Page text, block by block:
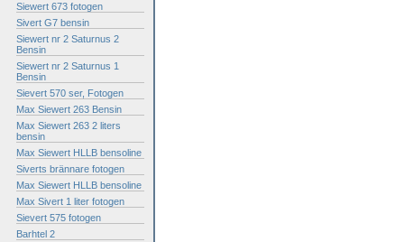
Siewert 673 fotogen
Sivert G7 bensin
Siewert nr 2 Saturnus 2
Bensin
Siewert nr 2 Saturnus 1
Bensin
Sievert 570 ser, Fotogen
Max Siewert 263 Bensin
Max Siewert 263 2 liters
bensin
Max Siewert HLLB bensoline
Siverts brännare fotogen
Max Siewert HLLB bensoline
Max Sivert 1 liter fotogen
Sievert 575 fotogen
Barhtel 2